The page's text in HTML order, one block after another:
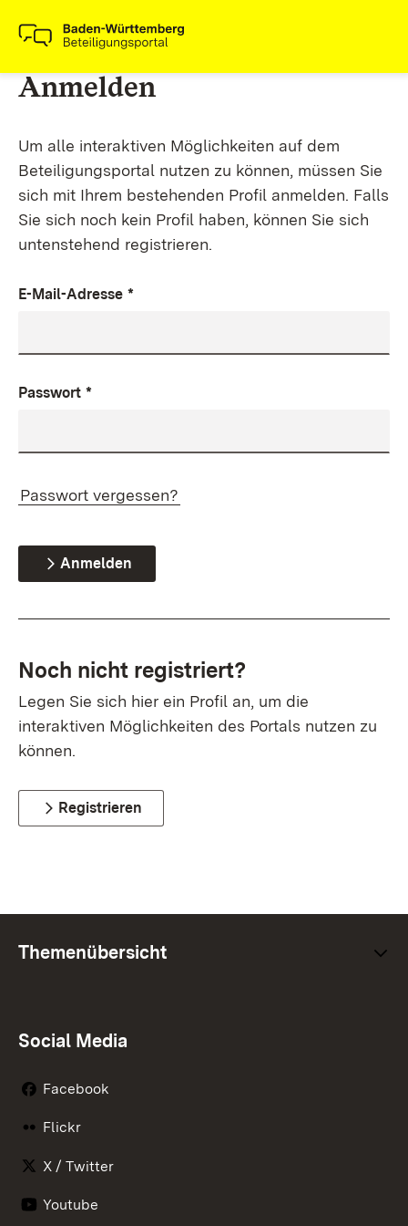
Anmelden
Um alle interaktiven Möglichkeiten auf dem
Beteiligungsportal nutzen zu können, müssen Sie
sich mit Ihrem bestehenden Profil anmelden. Falls
Sie sich noch kein Profil haben, können Sie sich
untenstehend registrieren.
E-Mail-Adresse *
Passwort *
Passwort vergessen?
Anmelden
Noch nicht registriert?
Legen Sie sich hier ein Profil an, um die
interaktiven Möglichkeiten des Portals nutzen zu
können.
Registrieren
Themenübersicht
Social Media
Facebook
Flickr
X / Twitter
Youtube